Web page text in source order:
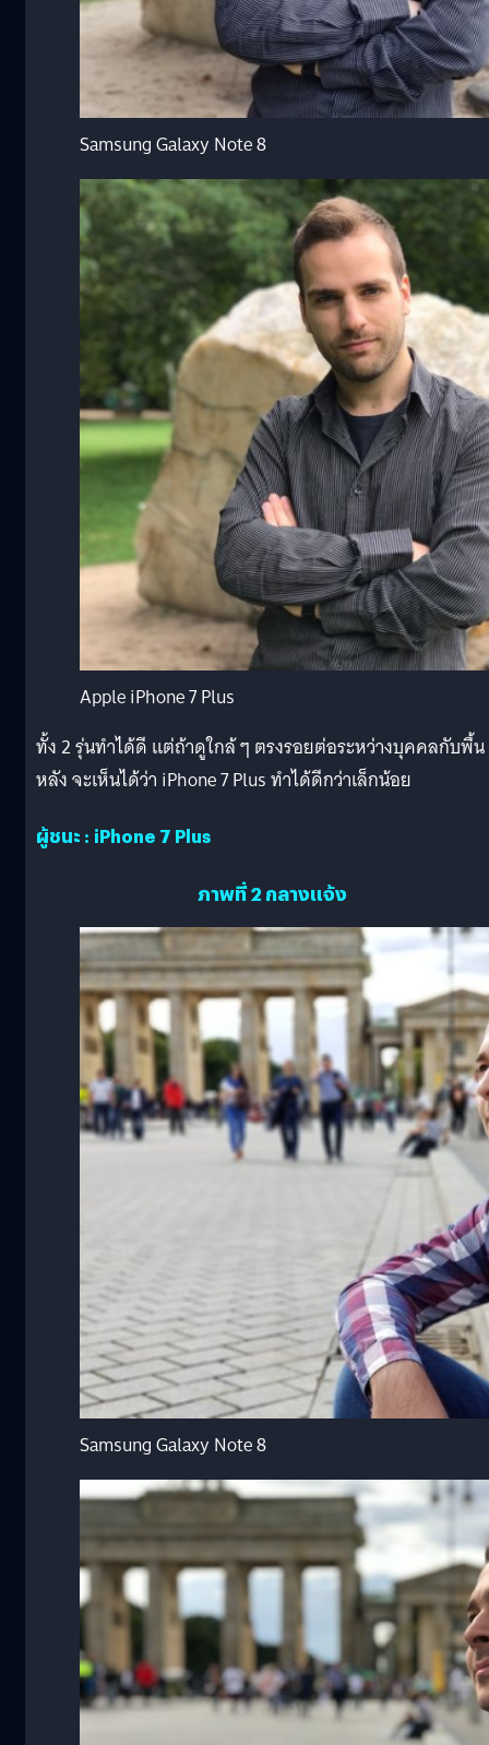
Samsung Galaxy Note 8
Apple iPhone 7 Plus
ทั้ง 2 รุ่นทำได้ดี แต่ถ้าดูใกล้ ๆ ตรงรอยต่อระหว่างบุคคลกับพื้น
หลัง จะเห็นได้ว่า iPhone 7 Plus ทำได้ดีกว่าเล็กน้อย
ผู้ชนะ : iPhone 7 Plus
ภาพที่ 2 กลางแจ้ง
Samsung Galaxy Note 8